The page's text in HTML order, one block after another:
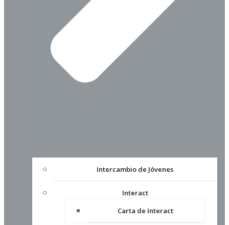
Intercambio de Jóvenes
Interact
Carta de Interact